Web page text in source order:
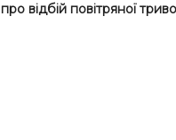
відбій повітряної